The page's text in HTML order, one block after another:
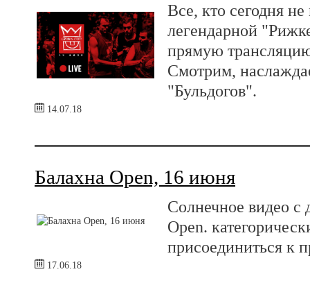
Все, кто сегодня
легендарной
прямую
Смотрим,
"Бульдогов".
14.07.18
Балахна Open, 16 июня
Солнечное видео с
Open.
присоединиться к
17.06.18